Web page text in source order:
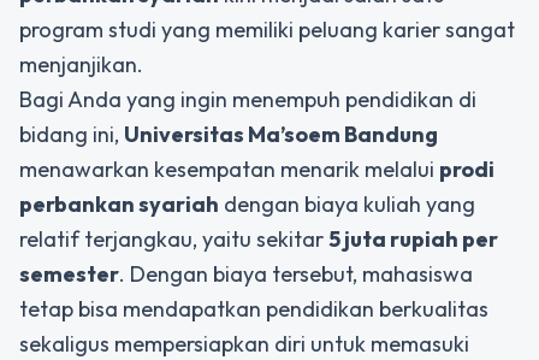
program studi yang memiliki peluang karier sangat
menjanjikan.
Bagi Anda yang ingin menempuh pendidikan di
bidang ini, Universitas Ma’soem Bandung
menawarkan kesempatan menarik melalui prodi
perbankan syariah dengan biaya kuliah yang
relatif terjangkau, yaitu sekitar5 juta rupiah per
semester. Dengan biaya tersebut, mahasiswa
tetap bisa mendapatkan pendidikan berkualitas
sekaligus mempersiapkan diri untuk memasuki